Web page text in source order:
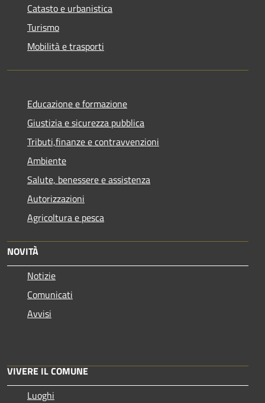
Catasto e urbanistica
Turismo
Mobilità e trasporti
Educazione e formazione
Giustizia e sicurezza pubblica
Tributi,finanze e contravvenzioni
Ambiente
Salute, benessere e assistenza
Autorizzazioni
Agricoltura e pesca
NOVITÀ
Notizie
Comunicati
Avvisi
VIVERE IL COMUNE
Luoghi